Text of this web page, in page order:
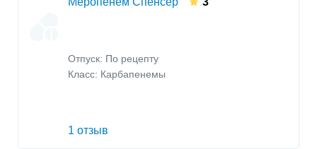
Отпуск: По рецепту
Класс: Карбапенемы
1 отзыв